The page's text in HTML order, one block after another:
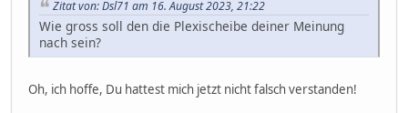
Zitat von: Dsl71 am 16. August 2023, 21:22
Wie gross soll den die Plexischeibe deiner Meinung
nach sein?
Oh, ich hoffe, Du hattest mich jetzt nicht falsch verstanden!